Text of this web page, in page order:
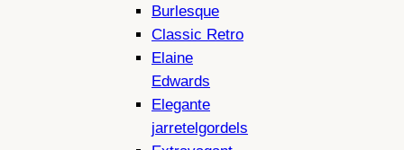
Burlesque
Classic Retro
Elaine
Edwards
Elegante
jarretelgordels